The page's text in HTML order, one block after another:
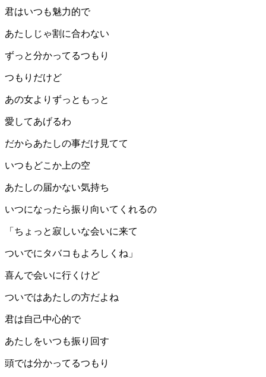
君はいつも魅力的で
あたしじゃ割に合わない
ずっと分かってるつもり
つもりだけど
あの女よりずっともっと
愛してあげるわ
だからあたしの事だけ見てて
いつもどこか上の空
あたしの届かない気持ち
いつになったら振り向いてくれるの
「ちょっと寂しいな会いに来て
ついでにタバコもよろしくね」
喜んで会いに行くけど
ついではあたしの方だよね
君は自己中心的で
あたしをいつも振り回す
頭では分かってるつもり